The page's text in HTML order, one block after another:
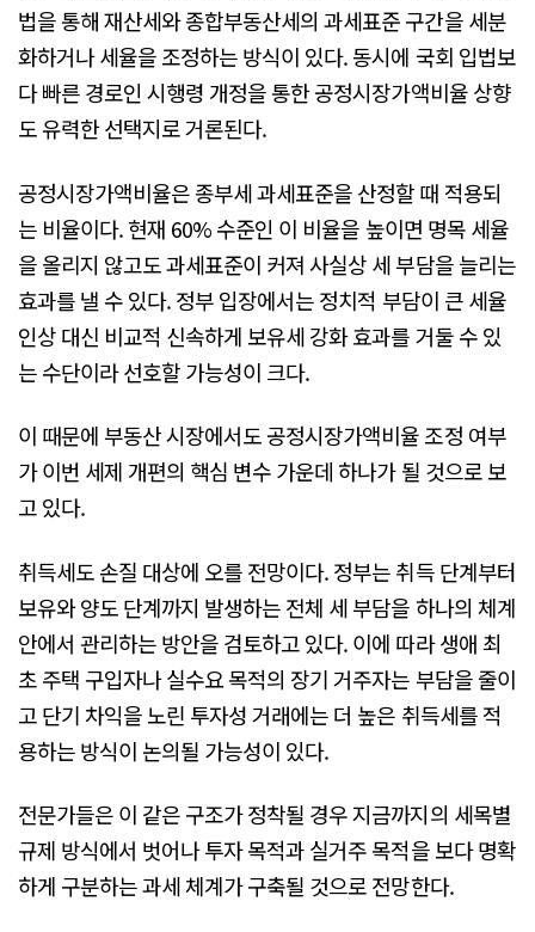
법을 통해 재산세와 종합부동산세의 과세표준 구간을 세분
화하거나 세율을 조정하는 방식이 있다. 동시에 국회 입법보
다 빠른 경로인 시행령 개정을 통한 공정시장가액비율 상향
도 유력한 선택지로 거론된다.
공정시장가액비율은 종부세 과세표준을 산정할 때 적용되
는 비율이다. 현재 60% 수준인 이 비율을 높이면 명목 세율
을 올리지 않고도 과세표준이 커져 사실상 세 부담을 늘리는
효과를 낼 수 있다. 정부 입장에서는 정치적 부담이 큰 세율
인상 대신 비교적 신속하게 보유세 강화 효과를 거둘 수 있
는 수단이라 선호할 가능성이 크다.
이 때문에 부동산 시장에서도 공정시장가액비율 조정 여부
가 이번 세제 개편의 핵심 변수 가운데 하나가 될 것으로 보
고 있다.
취득세도 손질 대상에 오를 전망이다. 정부는 취득 단계부터
보유와 양도 단계까지 발생하는 전체 세 부담을 하나의 체계
안에서 관리하는 방안을 검토하고 있다. 이에 따라 생애 최
초 주택 구입자나 실수요 목적의 장기 거주자는 부담을 줄이
고 단기 차익을 노린 투자성 거래에는 더 높은 취득세를 적
용하는 방식이 논의될 가능성이 있다.
전문가들은 이 같은 구조가 정착될 경우 지금까지의 세목별
규제 방식에서 벗어나 투자 목적과 실거주 목적을 보다 명확
하게 구분하는 과세 체계가 구축될 것으로 전망한다.